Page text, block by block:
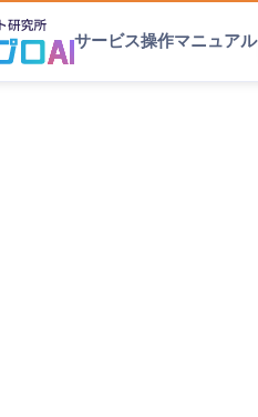
サービス操作マニュアル